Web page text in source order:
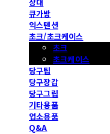
큐가방
익스텐션
초크/초크케이스
초크
초크케이스
당구팁
당구장갑
당구그립
기타용품
업소용품
Q&A